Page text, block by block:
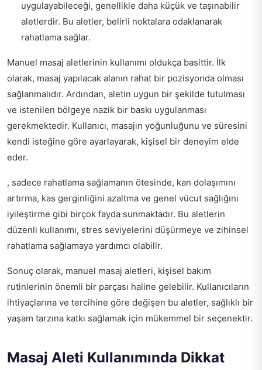
uygulayabileceği, genellikle daha küçük ve taşınabilir
aletlerdir. Bu aletler, belirli noktalara odaklanarak
rahatlama sağlar.
Manuel masaj aletlerinin kullanımı oldukça basittir. İlk
olarak, masaj yapılacak alanın rahat bir pozisyonda olması
sağlanmalıdır. Ardından, aletin uygun bir şekilde tutulması
ve istenilen bölgeye nazik bir baskı uygulanması
gerekmektedir. Kullanıcı, masajın yoğunluğunu ve süresini
kendi isteğine göre ayarlayarak, kişisel bir deneyim elde
eder.
, sadece rahatlama sağlamanın ötesinde, kan dolaşımını
artırma, kas gerginliğini azaltma ve genel vücut sağlığını
iyileştirme gibi birçok fayda sunmaktadır. Bu aletlerin
düzenli kullanımı, stres seviyelerini düşürmeye ve zihinsel
rahatlama sağlamaya yardımcı olabilir.
Sonuç olarak, manuel masaj aletleri, kişisel bakım
rutinlerinin önemli bir parçası haline gelebilir. Kullanıcıların
ihtiyaçlarına ve tercihine göre değişen bu aletler, sağlıklı bir
yaşam tarzına katkı sağlamak için mükemmel bir seçenektir.
Masaj Aleti Kullanımında Dikkat